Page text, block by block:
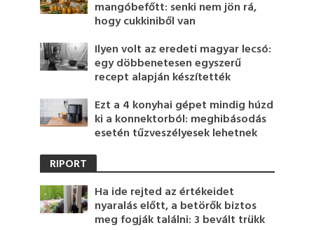
mangóbefőtt: senki nem jön rá,
hogy cukkiniből van
Ilyen volt az eredeti magyar lecsó:
egy döbbenetesen egyszerű
recept alapján készítették
Ezt a 4 konyhai gépet mindig húzd
ki a konnektorból: meghibásodás
esetén tűzveszélyesek lehetnek
RIPORT
Ha ide rejted az értékeidet
nyaralás előtt, a betörők biztos
meg fogják találni: 3 bevált trükk